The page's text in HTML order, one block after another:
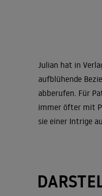
Julian hat in
aufblühende
abberufen. Für
immer öfter mit
sie einer Intrige